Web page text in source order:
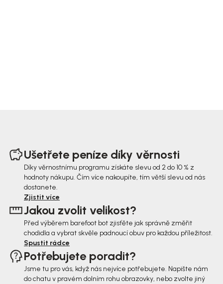
Ušetřete peníze díky věrnosti
Díky věrnostnímu programu získáte slevu od 2 do 10 % z
hodnoty nákupu. Čím více nakoupíte, tím větší slevu od nás
dostanete.
Zjistit více
Jakou zvolit velikost?
Před výběrem barefoot bot zjisťěte jak správně změřit
chodidla a vybrat skvěle padnoucí obuv pro každou příležitost.
Spustit rádce
Potřebujete poradit?
Jsme tu pro vás, když nás nejvíce potřebujete. Napište nám
do chatu v pravém dolním rohu obrazovky, nebo zvolte jiný